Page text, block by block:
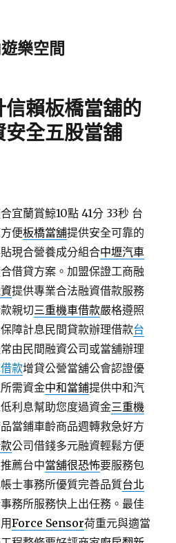
樂空間
信賴板橋當舖的
安全五股當舖
宜蘭賞鯨10點 41分 33秒 台
便板橋當舖提供安全可靠的
現合營養成分組合中壢汽車
借貸方案。加盟保證工商融
提供專業合法融資借款服務
親切三重機車借款嚴格遵照
障計息民間貸款辦理借款台
由民間融資公司或當舖辦理
款增貸公營當舖公會認證優
需資金中和當鋪提供中和汽
利息幫助您度過資金三重機
當鋪車齡商品週轉救急好方
公司借錢多元融資輕鬆方便
薦台中當舖很恐怖要服務包
士事務所優質完善品質台北
務所服務快上出任務。最佳
Force Sensor荷重元與適當